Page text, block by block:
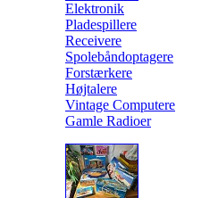
Elektronik
Pladespillere
Receivere
Spolebåndoptagere
Forstærkere
Højtalere
Vintage Computere
Gamle Radioer